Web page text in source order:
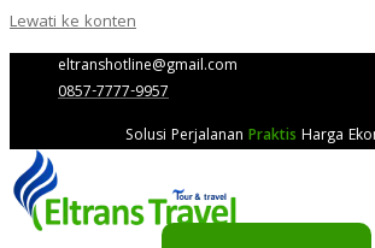
Lewati ke konten
eltranshotline@gmail.com
0857-7777-9957
Solusi Perjalanan Praktis Harga